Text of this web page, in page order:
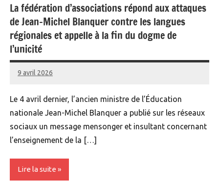
La fédération d’associations répond aux attaques
de Jean-Michel Blanquer contre les langues
régionales et appelle à la fin du dogme de
l’unicité
9 avril 2026
Renan
Le 4 avril dernier, l’ancien ministre de l’Éducation
nationale Jean-Michel Blanquer a publié sur les réseaux
sociaux un message mensonger et insultant concernant
l’enseignement de la […]
Lire la suite